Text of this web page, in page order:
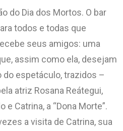
do Dia dos Mortos. O bar
todos e todas que
seus amigos: uma
assim como ela, desejam
espetáculo, trazidos –
atriz Rosana Reátegui,
e Catrina, a “Dona Morte”.
a visita de Catrina, sua